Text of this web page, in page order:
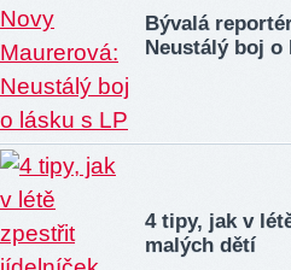
Bývalá
Neustálý boj o
4 tipy, jak v
malých dětí